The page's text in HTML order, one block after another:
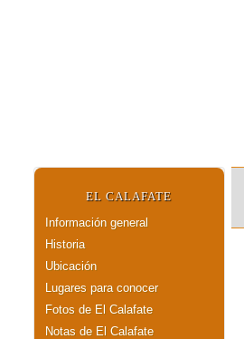
EL CALAFATE
Información general
Historia
Ubicación
Lugares para conocer
Fotos de El Calafate
Notas de El Calafate